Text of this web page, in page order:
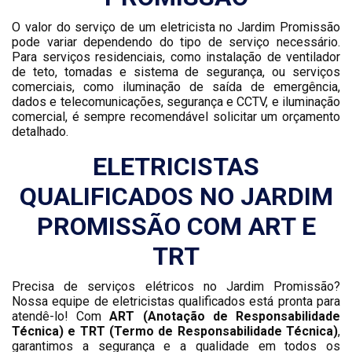
O valor do serviço de um eletricista no Jardim Promissão
pode variar dependendo do tipo de serviço necessário.
Para serviços residenciais, como instalação de ventilador
de teto, tomadas e sistema de segurança, ou serviços
comerciais, como iluminação de saída de emergência,
dados e telecomunicações, segurança e CCTV, e iluminação
comercial, é sempre recomendável solicitar um orçamento
detalhado.
ELETRICISTAS
QUALIFICADOS NO JARDIM
PROMISSÃO COM ART E
TRT
Precisa de serviços elétricos no Jardim Promissão?
Nossa equipe de eletricistas qualificados está pronta para
atendê-lo! ComART (Anotação de Responsabilidade
Técnica) e TRT (Termo de Responsabilidade Técnica),
garantimos a segurança e a qualidade em todos os